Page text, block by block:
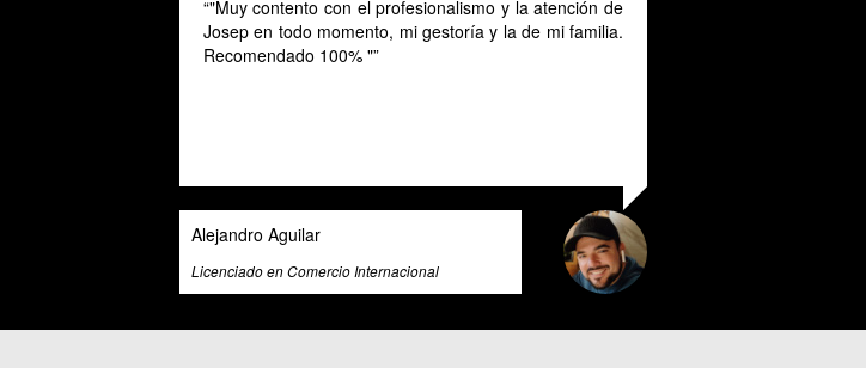
"Muy contento con el profesionalismo y la atención de
Josep en todo momento, mi gestoría y la de mi familia.
Recomendado 100% "
Alejandro Aguilar
Licenciado en Comercio Internacional